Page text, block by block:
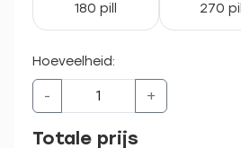
180 pill 270 pill
Hoeveelheid:
- +
Totale prijs